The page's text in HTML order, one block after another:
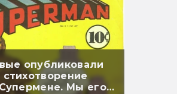
опубликовали
Мы его